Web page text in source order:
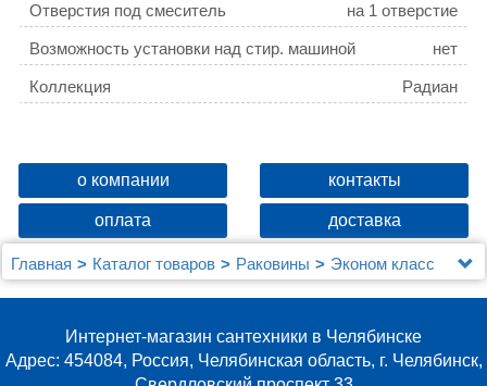
Отверстия под смеситель на 1 отверстие
Возможность установки над стир. машиной нет
Коллекция Радиан
о компании контакты
оплата доставка
Главная Каталог товаров Раковины
Эконом класс
Рукомойник Santeri Радиан угловой
Интернет-магазин сантехники в Челябинске
Адрес: 454084, Россия, Челябинская область, г. Челябинск,